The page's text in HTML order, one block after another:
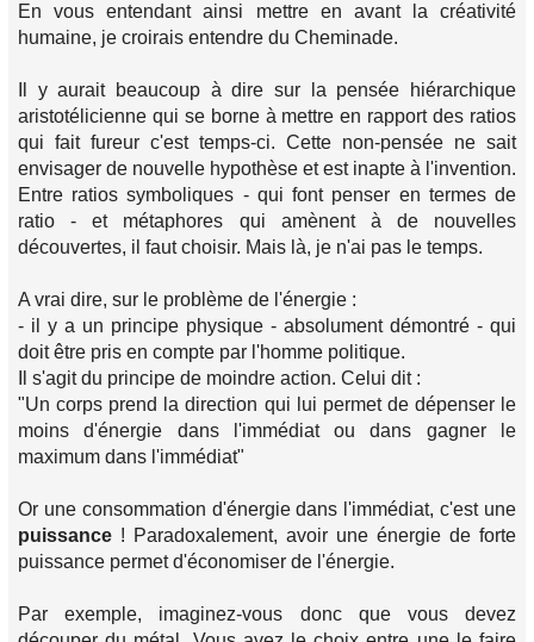
En vous entendant ainsi mettre en avant la créativité
humaine, je croirais entendre du Cheminade.
Il y aurait beaucoup à dire sur la pensée hiérarchique
aristotélicienne qui se borne à mettre en rapport des ratios
qui fait fureur c'est temps-ci. Cette non-pensée ne sait
envisager de nouvelle hypothèse et est inapte à l'invention.
Entre ratios symboliques - qui font penser en termes de
ratio - et métaphores qui amènent à de nouvelles
découvertes, il faut choisir. Mais là, je n'ai pas le temps.
A vrai dire, sur le problème de l'énergie :
- il y a un principe physique - absolument démontré - qui
doit être pris en compte par l'homme politique.
Il s'agit du principe de moindre action. Celui dit :
"Un corps prend la direction qui lui permet de dépenser le
moins d'énergie dans l'immédiat ou dans gagner le
maximum dans l'immédiat"
Or une consommation d'énergie dans l'immédiat, c'est une
puissance ! Paradoxalement, avoir une énergie de forte
puissance permet d'économiser de l'énergie.
Par exemple, imaginez-vous donc que vous devez